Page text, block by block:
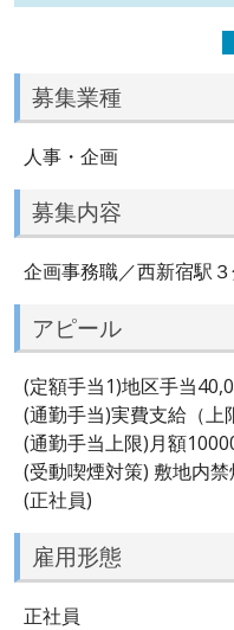
募集業種
人事・企画
募集内容
企画事務職／西新宿駅
アピール
(定額手当1)地区手当
(通勤手当)実費支給（上
(通勤手当上限)月額
(受動喫煙対策) 敷地内禁
(正社員)
雇用形態
正社員